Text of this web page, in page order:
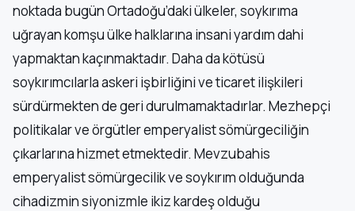
noktada bugün Ortadoğu’daki ülkeler, soykırıma
uğrayan komşu ülke halklarına insani yardım dahi
yapmaktan kaçınmaktadır. Daha da kötüsü
soykırımcılarla askeri işbirliğini ve ticaret ilişkileri
sürdürmekten de geri durulmamaktadırlar. Mezhepçi
politikalar ve örgütler emperyalist sömürgeciliğin
çıkarlarına hizmet etmektedir. Mevzubahis
emperyalist sömürgecilik ve soykırım olduğunda
cihadizmin siyonizmle ikiz kardeş olduğu